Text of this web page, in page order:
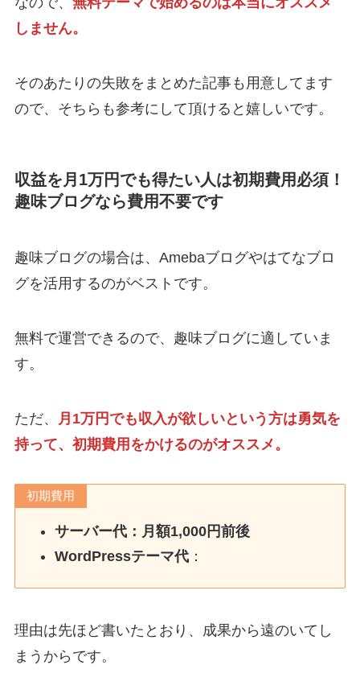
しません。
そのあたりの失敗をまとめた記事も用意してます
ので、そちらも参考にして頂けると嬉しいです。
収益を月1万円でも得たい人は初期費用必須！
趣味ブログなら費用不要です
趣味ブログの場合は、Amebaブログやはてなブロ
グを活用するのがベストです。
無料で運営できるので、趣味ブログに適していま
す。
ただ、
月1万円でも収入が欲しいという方は勇気を
持って、初期費用をかけるのがオススメ。
初期費用
サーバー代：月額1,000円前後
WordPressテーマ代 ：
理由は先ほど書いたとおり、成果から遠のいてし
まうからです。